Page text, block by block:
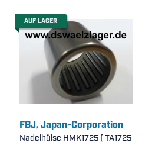
AUF LAGER
FBJ, Japan-Corporation
Nadelhülse HMK1725 ( TA1725